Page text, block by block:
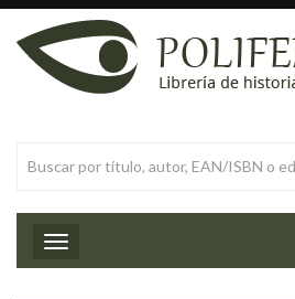
Toggle navigation